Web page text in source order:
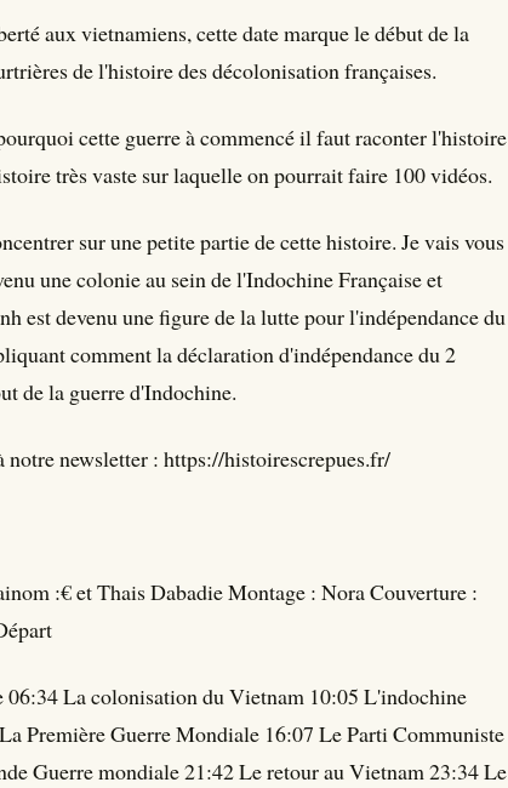
aux vietnamiens, cette date marque le début de la
de l'histoire des décolonisation françaises.
cette guerre à commencé il faut raconter l'histoire
très vaste sur laquelle on pourrait faire 100 vidéos.
sur une petite partie de cette histoire. Je vais vous
une colonie au sein de l'Indochine Française et
est devenu une figure de la lutte pour l'indépendance du
comment la déclaration d'indépendance du 2
de la guerre d'Indochine.
notre newsletter : https://histoirescrepues.fr/
:€ et Thais Dabadie Montage : Nora Couverture :
La colonisation du Vietnam 10:05 L'indochine
Première Guerre Mondiale 16:07 Le Parti Communiste
Guerre mondiale 21:42 Le retour au Vietnam 23:34 Le